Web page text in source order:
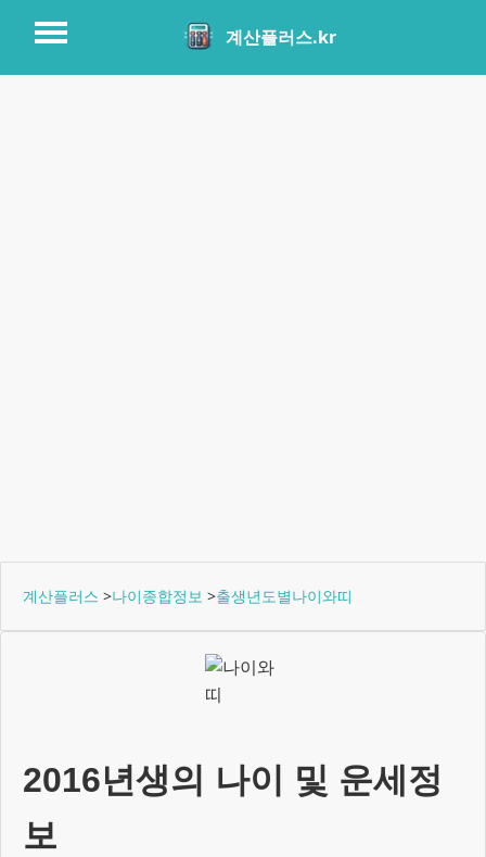
계산플러스.kr
계산플러스 >나이종합정보 >출생년도별나이와띠
2016년생의 나이 및 운세정
보